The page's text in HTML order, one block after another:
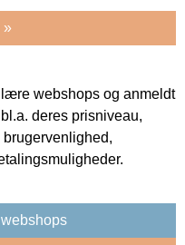
»
webshops og anmeldt
deres prisniveau,